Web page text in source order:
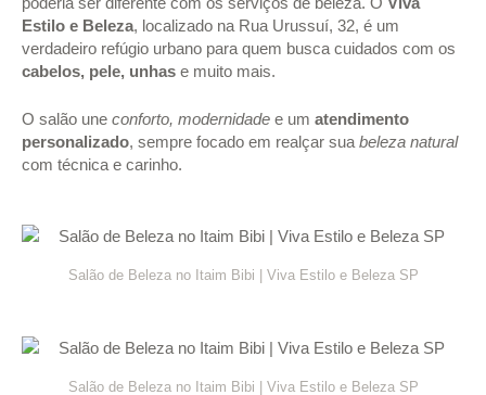
Estilo e Beleza, localizado na Rua Urussuí, 32, é um
verdadeiro refúgio urbano para quem busca cuidados com os
cabelos, pele, unhas e muito mais.
O salão une conforto, modernidade e um atendimento
personalizado, sempre focado em realçar sua beleza natural
com técnica e carinho.
Salão de Beleza no Itaim Bibi | Viva Estilo e Beleza SP
Salão de Beleza no Itaim Bibi | Viva Estilo e Beleza SP